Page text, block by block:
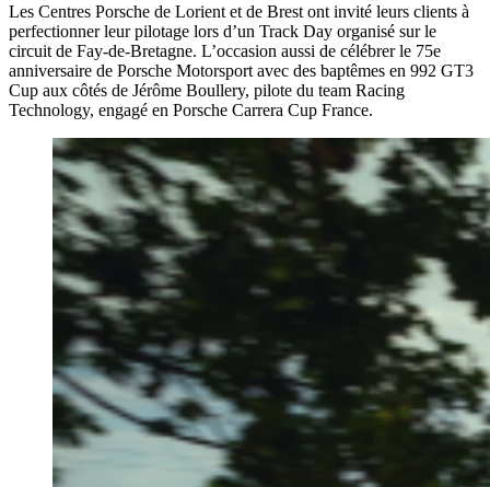
Les Centres Porsche de Lorient et de Brest ont invité leurs clients à
perfectionner leur pilotage lors d’un Track Day organisé sur le
circuit de Fay-de-Bretagne. L’occasion aussi de célébrer le 75e
anniversaire de Porsche Motorsport avec des baptêmes en 992 GT3
Cup aux côtés de Jérôme Boullery, pilote du team Racing
Technology, engagé en Porsche Carrera Cup France.